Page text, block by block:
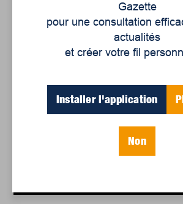
Culture,Bandes dessinées,Histoire
L'histoire de l'Amérique
avec David et Madame
1885 – Révolte des Métis
Gazette
pour une consultation
actualités
et créer votre fil
Installer l'application
Non